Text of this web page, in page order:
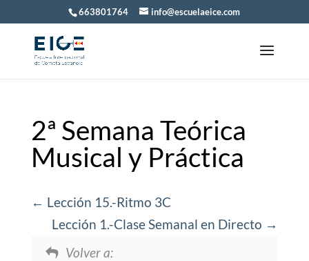
663801764 info@escuelaeice.com
2ª Semana Teórica
Musical y Práctica
Lección 15.-Ritmo 3C
Lección 1.-Clase Semanal en Directo
Volver a: